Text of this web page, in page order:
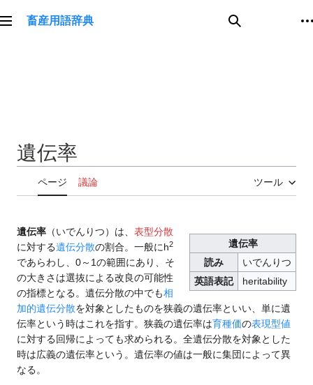
ンメインメニュー
畜産用語辞典
検索
遺伝率
ページ 議論 ツール
遺伝率
読み
いでんりつ
英語表記
heritability
遺伝率 （いでんりつ）は、 表型分散
に対する遺伝分散の割合。一般にh2
であらわし、0～1の範囲にあり、そ
の大きさは選抜による改良の可能性
の指標となる。遺伝分散の中でも相
加的遺伝分散を対象としたものを狭義の遺伝率といい、単に遺
伝率という時はこれを指す。狭義の遺伝率は育種価の表現型値
に対する回帰によっても求められる。全遺伝分散を対象とした
時は広義の遺伝率という。遺伝率の値は一般に集団によって異
なる。